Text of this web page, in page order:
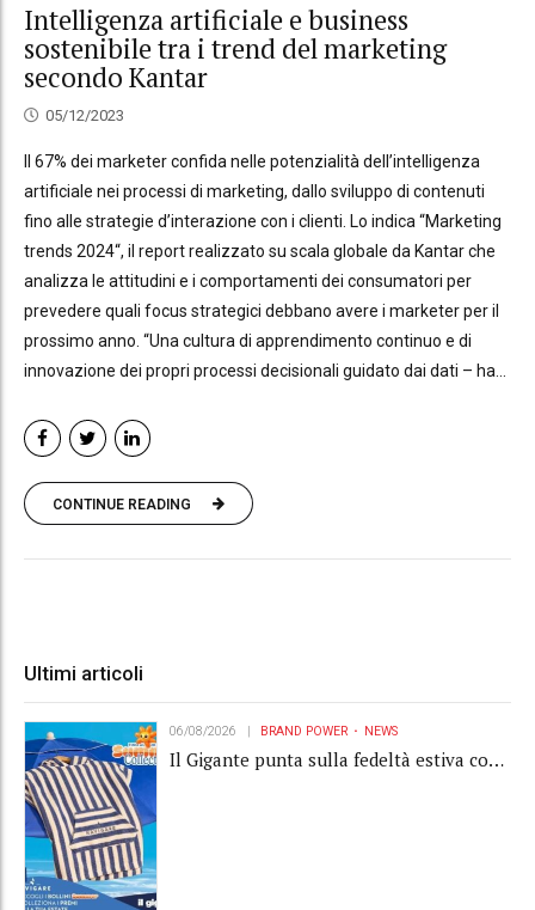
Intelligenza artificiale e business
sostenibile tra i trend del marketing
secondo Kantar
05/12/2023
Il 67% dei marketer confida nelle potenzialità dell’intelligenza
artificiale nei processi di marketing, dallo sviluppo di contenuti
fino alle strategie d’interazione con i clienti. Lo indica “Marketing
trends 2024“, il report realizzato su scala globale da Kantar che
analizza le attitudini e i comportamenti dei consumatori per
prevedere quali focus strategici debbano avere i marketer per il
prossimo anno. “Una cultura di apprendimento continuo e di
innovazione dei propri processi decisionali guidato dai dati – ha...
CONTINUE READING
Ultimi articoli
06/08/2026 BRAND POWER NEWS
Il Gigante punta sulla fedeltà estiva con